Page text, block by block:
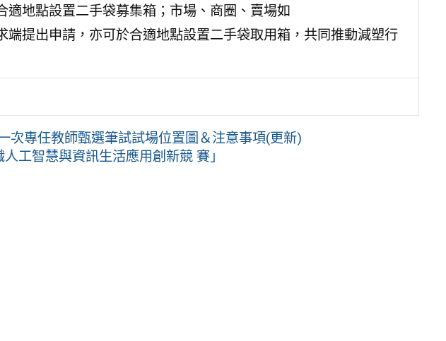
適地點設置二手袋募集箱；市場、商圈、賣場如
端提出申請，亦可於合適地點設置二手袋取用箱，共同推動減塑行
次專任教師甄選筆試試場位置圖＆注意事項(更新)
人工智慧與資訊生活應用創新競 賽」